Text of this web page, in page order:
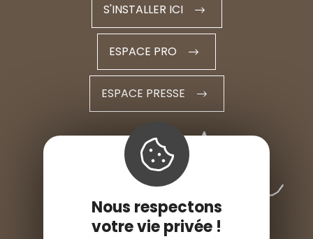
S'INSTALLER ICI
ESPACE PRO
ESPACE PRESSE
Nous respectons
votre vie privée !